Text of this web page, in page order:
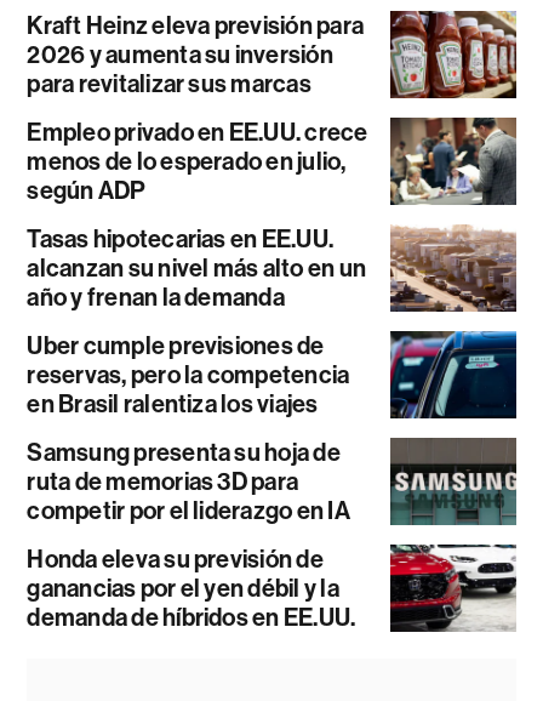
Kraft Heinz eleva previsión para
2026 y aumenta su inversión
para revitalizar sus marcas
Empleo privado en EE.UU. crece
menos de lo esperado en julio,
según ADP
Tasas hipotecarias en EE.UU.
alcanzan su nivel más alto en un
año y frenan la demanda
Uber cumple previsiones de
reservas, pero la competencia
en Brasil ralentiza los viajes
Samsung presenta su hoja de
ruta de memorias 3D para
competir por el liderazgo en IA
Honda eleva su previsión de
ganancias por el yen débil y la
demanda de híbridos en EE.UU.